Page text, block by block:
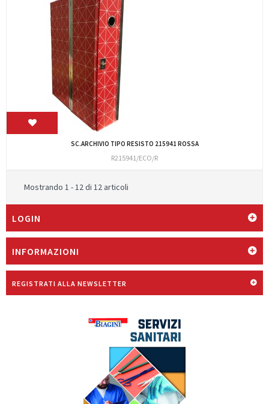
SC.ARCHIVIO TIPO RESISTO 215941 ROSSA
R215941/ECO/R
Mostrando 1 - 12 di 12 articoli
LOGIN
INFORMAZIONI
REGISTRATI ALLA NEWSLETTER